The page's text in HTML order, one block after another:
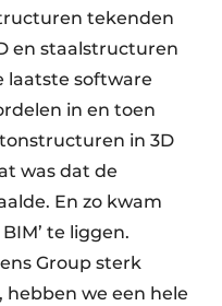
tekenden
en staalstructuren
laatste software
in en toen
in 3D
was dat de
En zo kwam
te liggen.
Group sterk
we een hele